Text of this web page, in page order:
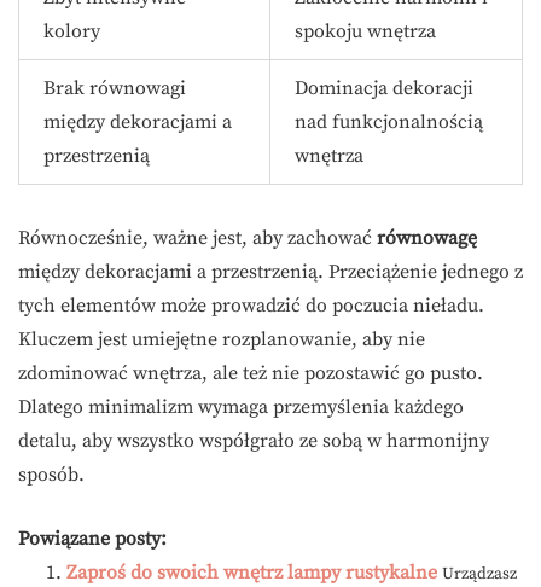
kolory
spokoju wnętrza
Brak równowagi
między dekoracjami a
przestrzenią
Dominacja dekoracji
nad funkcjonalnością
wnętrza
Równocześnie, ważne jest, aby zachować równowagę
między dekoracjami a przestrzenią. Przeciążenie jednego z
tych elementów może prowadzić do poczucia nieładu.
Kluczem jest umiejętne rozplanowanie, aby nie
zdominować wnętrza, ale też nie pozostawić go pusto.
Dlatego minimalizm wymaga przemyślenia każdego
detalu, aby wszystko współgrało ze sobą w harmonijny
sposób.
Powiązane posty:
Zaproś do swoich wnętrz lampy rustykalne Urządzasz